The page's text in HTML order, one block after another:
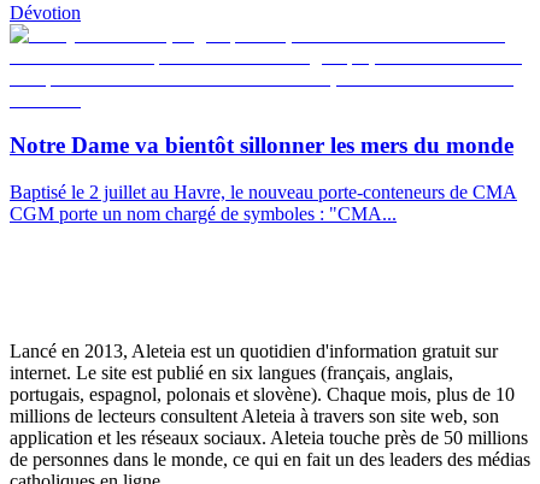
Dévotion
Notre Dame va bientôt sillonner les mers du monde
Baptisé le 2 juillet au Havre, le nouveau porte-conteneurs de CMA
CGM porte un nom chargé de symboles : "CMA...
Lancé en 2013, Aleteia est un quotidien d'information gratuit sur
internet. Le site est publié en six langues (français, anglais,
portugais, espagnol, polonais et slovène). Chaque mois, plus de 10
millions de lecteurs consultent Aleteia à travers son site web, son
application et les réseaux sociaux. Aleteia touche près de 50 millions
de personnes dans le monde, ce qui en fait un des leaders des médias